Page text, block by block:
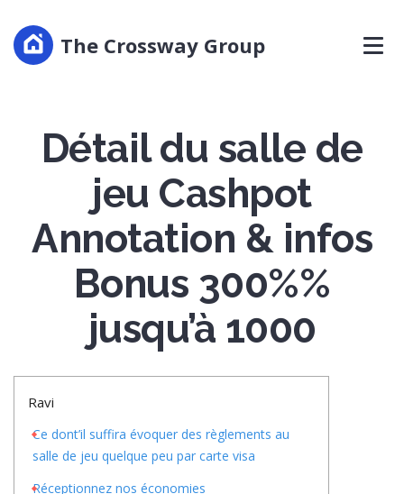
The Crossway Group
Détail du salle de
jeu Cashpot
Annotation & infos
Bonus 300%%
jusqu’à 1000
Ravi
Ce dont’il suffira évoquer des règlements au
salle de jeu quelque peu par carte visa
Réceptionnez nos économies